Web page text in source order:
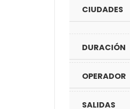
CIUDADES
DURACIÓN
OPERADOR
SALIDAS